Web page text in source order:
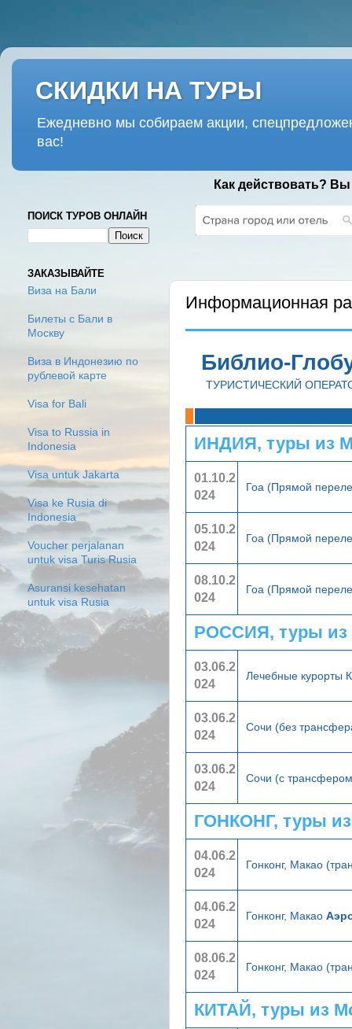
СКИДКИ НА ТУРЫ
Ежедневно мы собираем акции,
вас!
Как действовать?
Информационная
Библио-
ТУРИСТИЧЕСКИЙ
ИНДИЯ, туры из
01.10.2
024
Гоа (Прямой
05.10.2
024
Гоа (Прямой
08.10.2
024
Гоа (Прямой
РОССИЯ, туры
03.06.2
024
Лечебные курорты
03.06.2
024
Сочи (без
03.06.2
024
Сочи (с
ГОНКОНГ, туры
04.06.2
024
Гонконг, Макао
04.06.2
024
Гонконг, Макао
08.06.2
024
Гонконг, Макао
КИТАЙ, туры из
ПОИСК ТУРОВ ОНЛАЙН
ЗАКАЗЫВАЙТЕ
Виза на Бали
Билеты с Бали в
Москву
Виза в Индонезию по
рублевой карте
Visa for Bali
Visa to Russia in
Indonesia
Visa untuk Jakarta
Visa ke Rusia di
Indonesia
Voucher perjalanan
untuk visa Turis Rusia
Asuransi kesehatan
untuk visa Rusia